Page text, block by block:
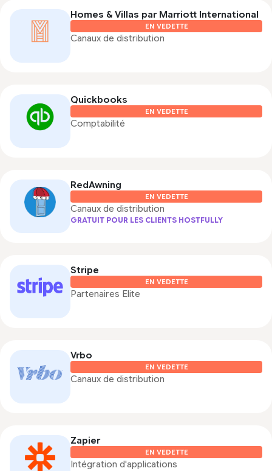
Homes & Villas par Marriott International
EN VEDETTE
Canaux de distribution
Quickbooks
EN VEDETTE
Comptabilité
RedAwning
EN VEDETTE
Canaux de distribution
GRATUIT POUR LES CLIENTS HOSTFULLY
Stripe
EN VEDETTE
Partenaires Elite
Vrbo
EN VEDETTE
Canaux de distribution
Zapier
EN VEDETTE
Intégration d'applications